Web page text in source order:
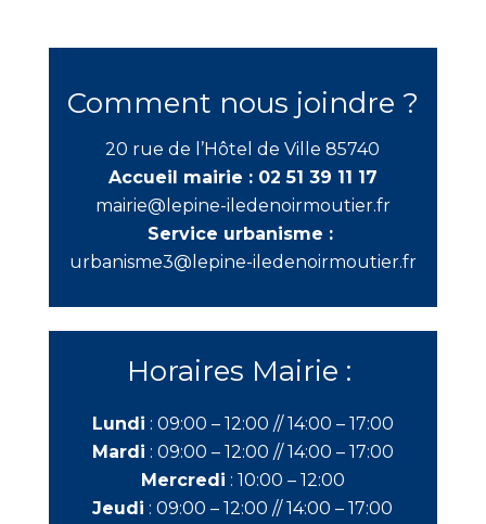
Comment nous joindre ?
20 rue de l’Hôtel de Ville 85740
Accueil mairie : 02 51 39 11 17
mairie@lepine-iledenoirmoutier.fr
Service urbanisme :
urbanisme3@lepine-iledenoirmoutier.fr
Horaires Mairie :
Lundi : 09:00 – 12:00 //14:00 – 17:00
Mardi : 09:00 – 12:00 //14:00 – 17:00
Mercredi : 10:00 – 12:00
Jeudi :09:00 – 12:00 //14:00 – 17:00